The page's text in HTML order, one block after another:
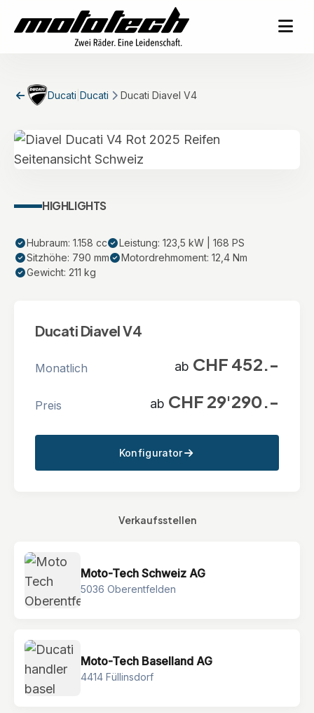
Ducati Ducati Ducati Diavel V4
HIGHLIGHTS
Hubraum: 1.158 cc
Leistung: 123,5 kW | 168 PS
Sitzhöhe: 790 mm
Motordrehmoment: 12,4 Nm
Gewicht: 211 kg
Ducati Diavel V4
Monatlich ab CHF 452.-
Preis ab CHF 29'290.-
Konfigurator
Verkaufsstellen
Moto-Tech Schweiz AG
5036 Oberentfelden
Moto-Tech Baselland AG
4414 Füllinsdorf